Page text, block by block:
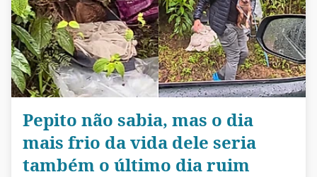
Pepito não sabia, mas o dia
mais frio da vida dele seria
também o último dia ruim